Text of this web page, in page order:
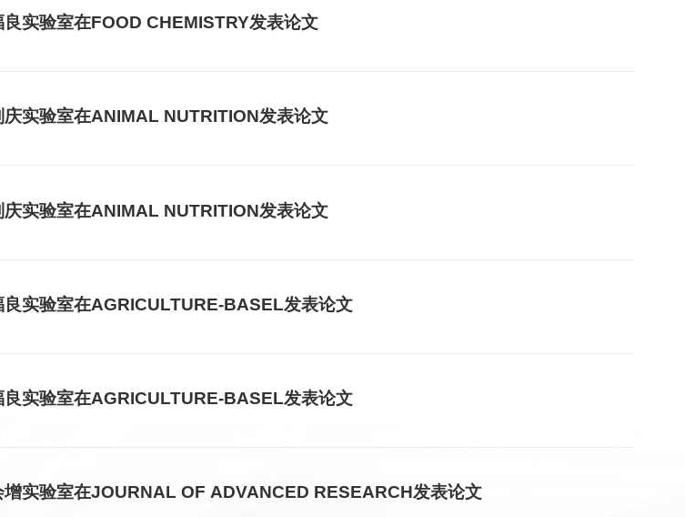
良实验室在FOOD CHEMISTRY发表论文
庆实验室在ANIMAL NUTRITION发表论文
庆实验室在ANIMAL NUTRITION发表论文
良实验室在AGRICULTURE-BASEL发表论文
良实验室在AGRICULTURE-BASEL发表论文
增实验室在JOURNAL OF ADVANCED RESEARCH发表论文